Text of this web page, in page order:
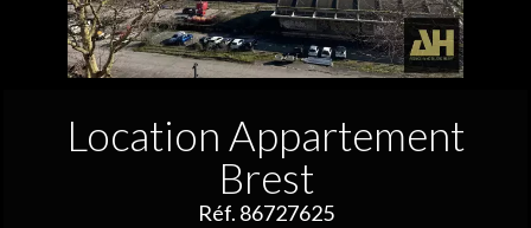
Location Appartement
Brest
Réf. 86727625